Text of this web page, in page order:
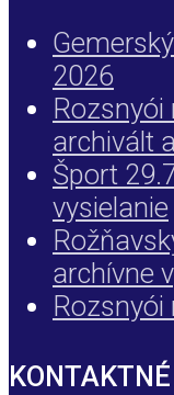
2026
archivált
Šport
vysielanie
archívne
Rozsnyói